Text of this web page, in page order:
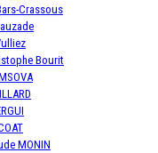
Crassous
Bourit
MONIN